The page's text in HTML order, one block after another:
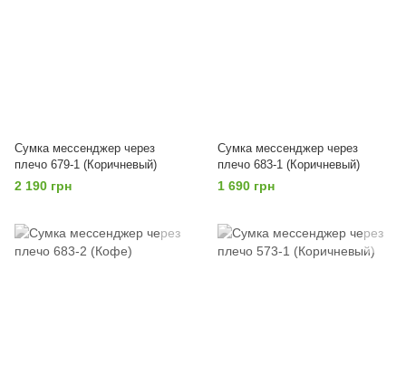
Сумка мессенджер через
плечо 679-1 (Коричневый)
2 190 грн
Сумка мессенджер через
плечо 683-1 (Коричневый)
1 690 грн